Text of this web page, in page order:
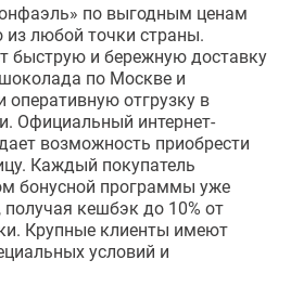
по выгодным ценам
любой точки страны.
быструю и бережную доставку
по Москве и
оперативную отгрузку в
Официальный интернет-
возможность приобрести
Каждый покупатель
бонусной программы уже
получая кешбэк до 10% от
Крупные клиенты имеют
условий и